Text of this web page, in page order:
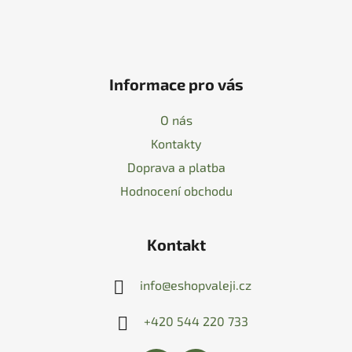
Informace pro vás
O nás
Kontakty
Doprava a platba
Hodnocení obchodu
Kontakt
info@eshopvaleji.cz
+420 544 220 733